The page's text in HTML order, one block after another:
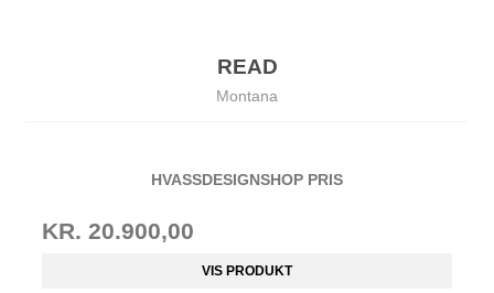
READ
Montana
HVASSDESIGNSHOP PRIS
KR. 20.900,00
VIS PRODUKT